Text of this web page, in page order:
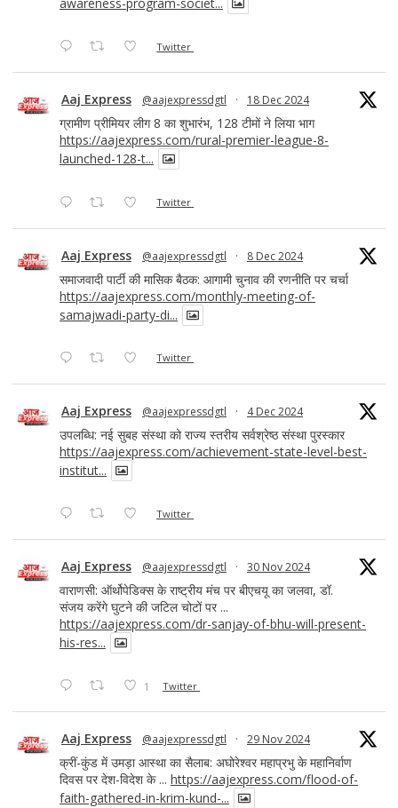
awareness-program-societ...
Twitter
Aaj Express @aajexpressdgtl · 18 Dec 2024
ग्रामीण प्रीमियर लीग 8 का शुभारंभ, 128 टीमों ने लिया भाग
https://aajexpress.com/rural-premier-league-8-
launched-128-t...
Twitter
Aaj Express @aajexpressdgtl · 8 Dec 2024
समाजवादी पार्टी की मासिक बैठक: आगामी चुनाव की रणनीति पर चर्चा
https://aajexpress.com/monthly-meeting-of-
samajwadi-party-di...
Twitter
Aaj Express @aajexpressdgtl · 4 Dec 2024
उपलब्धि: नई सुबह संस्था को राज्य स्तरीय सर्वश्रेष्ठ संस्था पुरस्कार
https://aajexpress.com/achievement-state-level-best-
institut...
Twitter
Aaj Express @aajexpressdgtl · 30 Nov 2024
वाराणसी: ऑर्थोपेडिक्स के राष्ट्रीय मंच पर बीएचयू का जलवा, डॉ.
संजय करेंगे घुटने की जटिल चोटों पर ...
https://aajexpress.com/dr-sanjay-of-bhu-will-present-
his-res...
1 Twitter
Aaj Express @aajexpressdgtl · 29 Nov 2024
क्रीं-कुंड में उमड़ा आस्था का सैलाब: अघोरेश्वर महाप्रभु के महानिर्वाण
दिवस पर देश-विदेश के ... https://aajexpress.com/flood-of-
faith-gathered-in-krim-kund-...